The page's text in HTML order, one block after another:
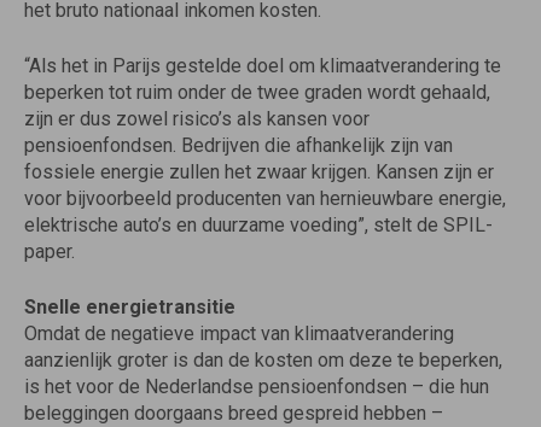
het bruto nationaal inkomen kosten.
“Als het in Parijs gestelde doel om klimaatverandering te
beperken tot ruim onder de twee graden wordt gehaald,
zijn er dus zowel risico’s als kansen voor
pensioenfondsen. Bedrijven die afhankelijk zijn van
fossiele energie zullen het zwaar krijgen. Kansen zijn er
voor bijvoorbeeld producenten van hernieuwbare energie,
elektrische auto’s en duurzame voeding”, stelt de SPIL-
paper.
Snelle energietransitie
Omdat de negatieve impact van klimaatverandering
aanzienlijk groter is dan de kosten om deze te beperken,
is het voor de Nederlandse pensioenfondsen – die hun
beleggingen doorgaans breed gespreid hebben –